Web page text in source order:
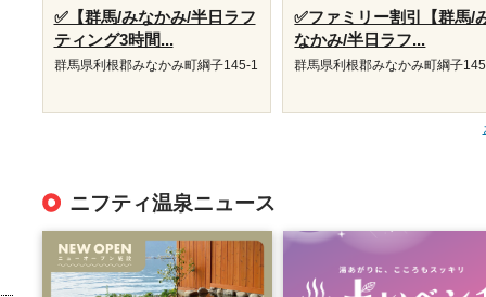
✅【群馬/みなかみ/半日ラフ
ティング3時間...
群馬県利根郡みなかみ町綱子145-1
✅ファミリー割引【群馬/
なかみ/半日ラフ...
群馬県利根郡みなかみ町綱子
ニフティ温泉ニュース